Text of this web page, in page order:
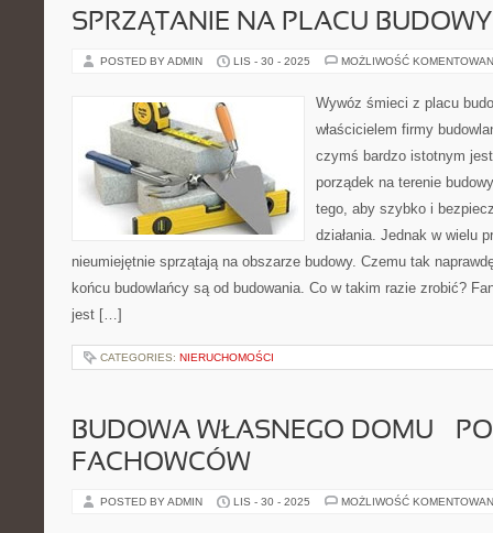
SPRZĄTANIE NA PLACU
POSTED BY ADMIN LIS - 30 - 2025 MOŻLIWOŚĆ
Wywóz śmieci z placu
właścicielem firmy
czymś bardzo istotnym
porządek na terenie
tego, aby szybko i
działania. Jednak w wielu
nieumiejętnie sprzątają na obszarze budowy. Czemu tak
końcu budowlańcy są od budowania. Co w takim razie zrobić?
jest […]
CATEGORIES: NIERUCHOMOŚCI
BUDOWA WŁASNEGO DOMU –
FACHOWCÓW
POSTED BY ADMIN LIS - 30 - 2025 MOŻLIWOŚĆ